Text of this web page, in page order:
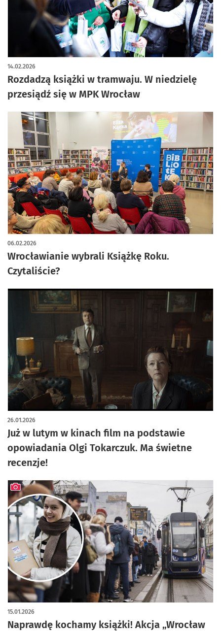
Rozdadzą książki w tramwaju. W niedzielę
przesiądź się w MPK Wrocław
14.02.2026
Wrocławianie wybrali Książkę Roku.
Czytaliście?
06.02.2026
Już w lutym w kinach film na podstawie
opowiadania Olgi Tokarczuk. Ma świetne
recenzje!
26.01.2026
Naprawdę kochamy książki! Akcja „Wrocław
15.01.2026
artykuł z galerią zdjęć